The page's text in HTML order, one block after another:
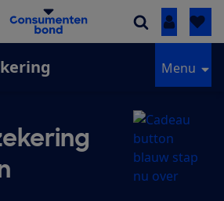
Inloggen
Menu